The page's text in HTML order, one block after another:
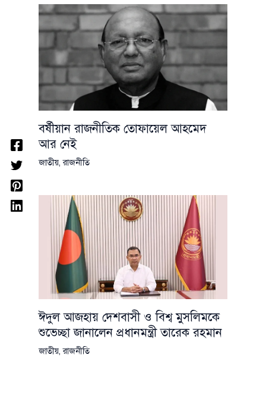
বর্ষীয়ান রাজনীতিক তোফায়েল আহমেদ
আর নেই
জাতীয়,রাজনীতি
ঈদুল আজহায় দেশবাসী ও বিশ্ব মুসলিমকে
শুভেচ্ছা জানালেন প্রধানমন্ত্রী তারেক রহমান
জাতীয়,রাজনীতি